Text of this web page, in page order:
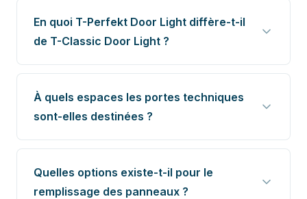
En quoi T-Perfekt Door Light diffère-t-il
de T-Classic Door Light ?
À quels espaces les portes techniques
sont-elles destinées ?
Quelles options existe-t-il pour le
remplissage des panneaux ?